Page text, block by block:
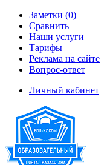
Заметки (0)
Сравнить
Наши услуги
Тарифы
Реклама на сайте
Вопрос-ответ
Личный кабинет